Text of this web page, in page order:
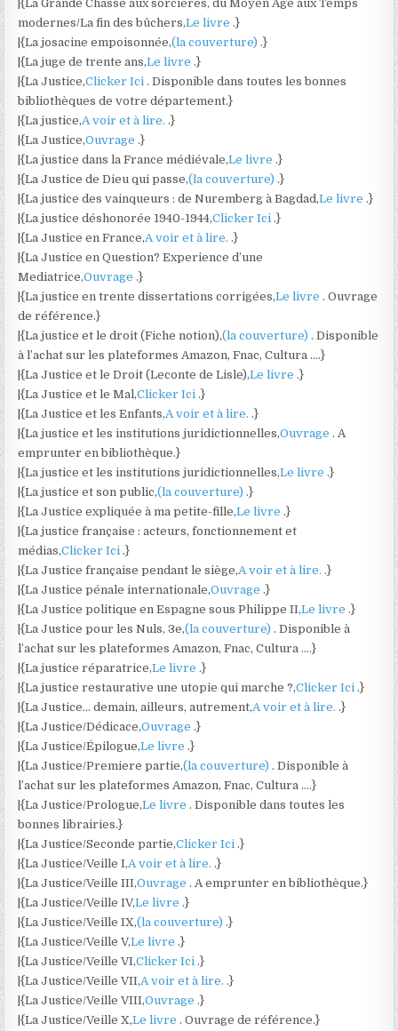
|{La Grande Chasse aux sorcières, du Moyen Âge aux Temps
modernes/La fin des bûchers,Le livre .}
|{La josacine empoisonnée,(la couverture) .}
|{La juge de trente ans,Le livre .}
|{La Justice,Clicker Ici . Disponible dans toutes les bonnes
bibliothèques de votre département.}
|{La justice,A voir et à lire. .}
|{La Justice,Ouvrage .}
|{La justice dans la France médiévale,Le livre .}
|{La Justice de Dieu qui passe,(la couverture) .}
|{La justice des vainqueurs : de Nuremberg à Bagdad,Le livre .}
|{La justice déshonorée 1940-1944,Clicker Ici .}
|{La Justice en France,A voir et à lire. .}
|{La Justice en Question? Experience d’une
Mediatrice,Ouvrage .}
|{La justice en trente dissertations corrigées,Le livre . Ouvrage
de référence.}
|{La justice et le droit (Fiche notion),(la couverture) . Disponible
à l’achat sur les plateformes Amazon, Fnac, Cultura ….}
|{La Justice et le Droit (Leconte de Lisle),Le livre .}
|{La Justice et le Mal,Clicker Ici .}
|{La Justice et les Enfants,A voir et à lire. .}
|{La justice et les institutions juridictionnelles,Ouvrage . A
emprunter en bibliothèque.}
|{La justice et les institutions juridictionnelles,Le livre .}
|{La justice et son public,(la couverture) .}
|{La Justice expliquée à ma petite-fille,Le livre .}
|{La justice française : acteurs, fonctionnement et
médias,Clicker Ici .}
|{La Justice française pendant le siège,A voir et à lire. .}
|{La Justice pénale internationale,Ouvrage .}
|{La Justice politique en Espagne sous Philippe II,Le livre .}
|{La Justice pour les Nuls, 3e,(la couverture) . Disponible à
l’achat sur les plateformes Amazon, Fnac, Cultura ….}
|{La justice réparatrice,Le livre .}
|{La justice restaurative une utopie qui marche ?,Clicker Ici .}
|{La Justice… demain, ailleurs, autrement,A voir et à lire. .}
|{La Justice/Dédicace,Ouvrage .}
|{La Justice/Épilogue,Le livre .}
|{La Justice/Premiere partie,(la couverture) . Disponible à
l’achat sur les plateformes Amazon, Fnac, Cultura ….}
|{La Justice/Prologue,Le livre . Disponible dans toutes les
bonnes librairies.}
|{La Justice/Seconde partie,Clicker Ici .}
|{La Justice/Veille I,A voir et à lire. .}
|{La Justice/Veille III,Ouvrage . A emprunter en bibliothèque.}
|{La Justice/Veille IV,Le livre .}
|{La Justice/Veille IX,(la couverture) .}
|{La Justice/Veille V,Le livre .}
|{La Justice/Veille VI,Clicker Ici .}
|{La Justice/Veille VII,A voir et à lire. .}
|{La Justice/Veille VIII,Ouvrage .}
|{La Justice/Veille X,Le livre . Ouvrage de référence.}